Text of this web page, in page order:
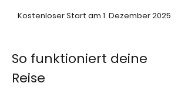
Kostenloser Start am 1. Dezember 2025
So funktioniert deine
Reise